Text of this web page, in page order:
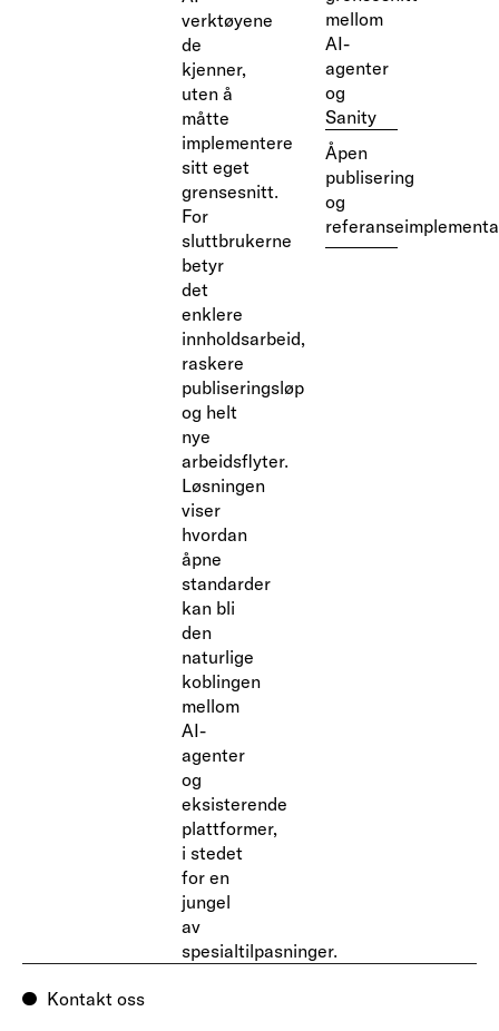
verktøyene
de
kjenner,
uten å
måtte
implementere
sitt eget
grensesnitt.
For
sluttbrukerne
betyr
det
enklere
innholdsarbeid,
raskere
publiseringsløp
og helt
nye
arbeidsflyter.
Løsningen
viser
hvordan
åpne
standarder
kan bli
den
naturlige
koblingen
mellom
AI-
agenter
og
eksisterende
plattformer,
i stedet
for en
jungel
av
spesialtilpasninger.
mellom
AI-
agenter
og
Sanity
Åpen
publisering
og
Kontakt oss